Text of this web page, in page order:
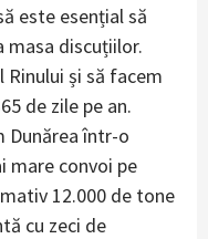
este esențial să
masa discuțiilor.
Rinului și să facem
de zile pe an.
Dunărea într-o
mare convoi pe
12.000 de tone
cu zeci de